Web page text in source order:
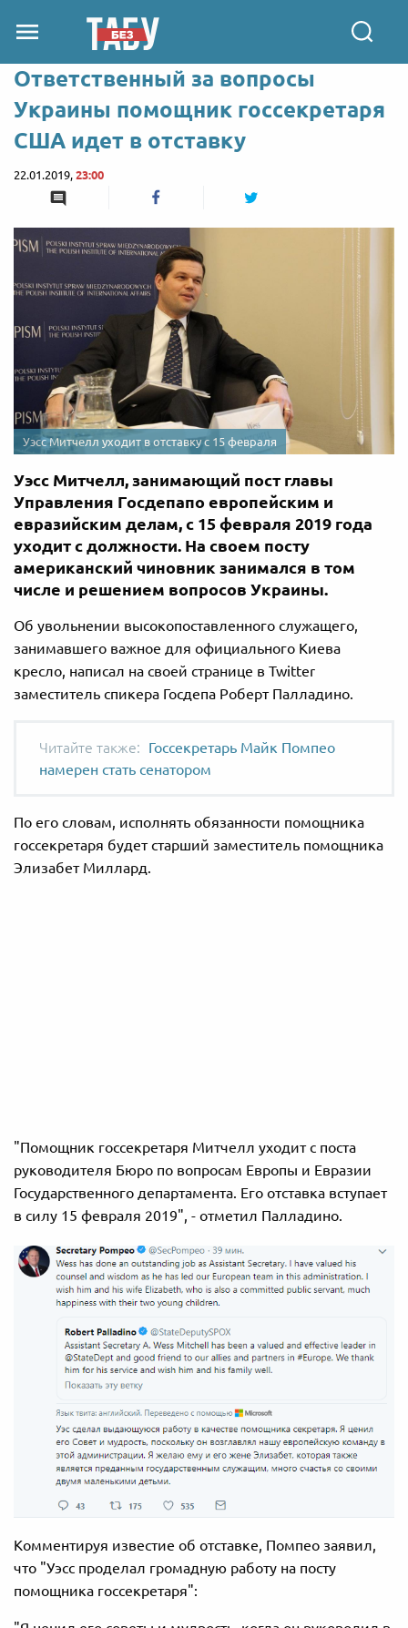
Ответственный за вопросы
Украины помощник госсекретаря
США идет в отставку
22.01.2019, 23:00
Уэсс Митчелл уходит в отставку с 15 февраля
Уэсс Митчелл, занимающий пост главы
Управления Госдепапо европейским и
евразийским делам, с 15 февраля 2019 года
уходит с должности. На своем посту
американский чиновник занимался в том
числе и решением вопросов Украины.
Об увольнении высокопоставленного служащего,
занимавшего важное для официального Киева
кресло, написал на своей странице в Twitter
заместитель спикера Госдепа Роберт Палладино.
Госсекретарь Майк Помпео
намерен стать сенатором
По его словам, исполнять обязанности помощника
госсекретаря будет старший заместитель помощника
Элизабет Миллард.
"Помощник госсекретаря Митчелл уходит с поста
руководителя Бюро по вопросам Европы и Евразии
Государственного департамента. Его отставка вступает
в силу 15 февраля 2019", - отметил Палладино.
Комментируя известие об отставке, Помпео заявил,
что "Уэсс проделал громадную работу на посту
помощника госсекретаря":